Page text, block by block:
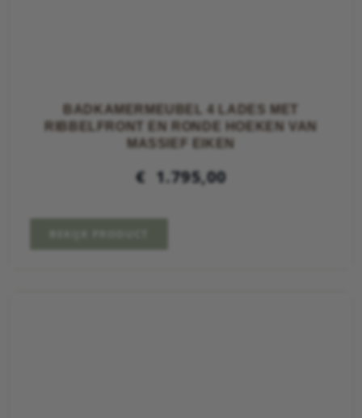
BADKAMERMEUBEL 4 LADES MET
RIBBELFRONT EN RONDE HOEKEN VAN
MASSIEF EIKEN
€ 1.795,00